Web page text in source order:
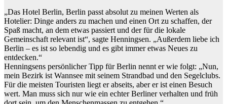
„Das Hotel Berlin, Berlin passt absolut zu meinen Werten als
Hotelier: Dinge anders zu machen und einen Ort zu schaffen, der
Spaß macht, an dem etwas passiert und der für die lokale
Gemeinschaft relevant ist“, sagte Henningsen. „Außerdem liebe ich
Berlin – es ist so lebendig und es gibt immer etwas Neues zu
entdecken.“
Henningsens persönlicher Tipp für Berlin nennt er wie folgt: „Nun,
mein Bezirk ist Wannsee mit seinem Strandbad und den Segelclubs.
Für die meisten Touristen liegt er abseits, aber er ist einen Besuch
wert. Man muss sich nur wie ein echter Berliner verhalten und früh